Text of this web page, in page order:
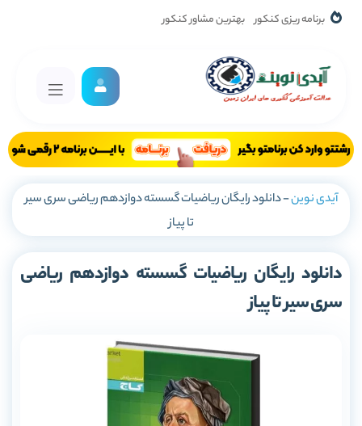
برنامه ریزی کنکور بهترین مشاور کنکور
آیدی نوین-دانلود رایگان ریاضیات گسسته دوازدهم ریاضی سری سیر
تا پیاز
دانلود رایگان ریاضیات گسسته دوازدهم ریاضی
سری سیر تا پیاز